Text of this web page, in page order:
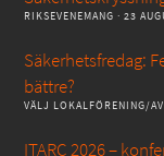
RIKSEVENEMANG · 23
Säkerhetsfredag:
bättre?
VÄLJ LOKALFÖRENING/
ITARC 2026 –